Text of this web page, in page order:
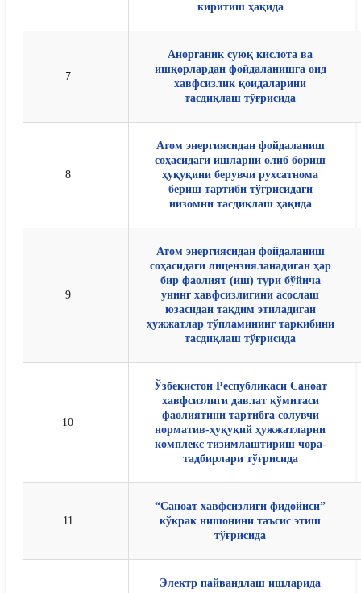
киритиш ҳақида
7
Анорганик суюқ кислота ва
ишқорлардан фойдаланишга оид
хавфсизлик қоидаларини
тасдиқлаш тўғрисида
8
Атом энергиясидан фойдаланиш
соҳасидаги ишларни олиб бориш
ҳуқуқини берувчи рухсатнома
бериш тартиби тўғрисидаги
низомни тасдиқлаш ҳақида
9
Атом энергиясидан фойдаланиш
соҳасидаги лицензияланадиган ҳар
бир фаолият (иш) тури бўйича
унинг хавфсизлигини асослаш
юзасидан тақдим этиладиган
ҳужжатлар тўпламининг таркибини
тасдиқлаш тўғрисида
10
Ўзбекистон Республикаси Саноат
хавфсизлиги давлат қўмитаси
фаолиятини тартибга солувчи
норматив-ҳуқуқий ҳужжатларни
комплекс тизимлаштириш чора-
тадбирлари тўғрисида
11
“Саноат хавфсизлиги фидойиси”
кўкрак нишонини таъсис этиш
тўғрисида
Электр пайвандлаш ишларида